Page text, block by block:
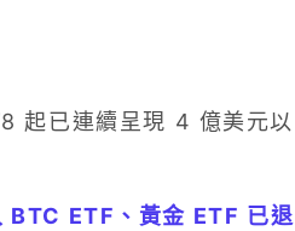
起已連續呈現 4 億美元以
BTC ETF、黃金 ETF 已退